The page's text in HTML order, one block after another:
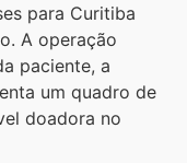
para Curitiba
A operação
paciente, a
um quadro de
doadora no